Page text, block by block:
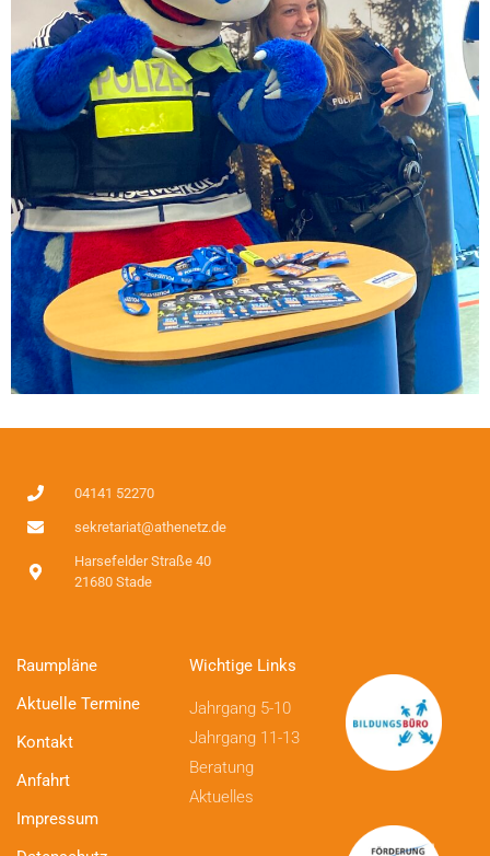
04141 52270
sekretariat@athenetz.de
Harsefelder Straße 40
21680 Stade
Raumpläne
Aktuelle Termine
Kontakt
Anfahrt
Impressum
Wichtige Links
Jahrgang 5-10
Jahrgang 11-13
Beratung
Aktuelles